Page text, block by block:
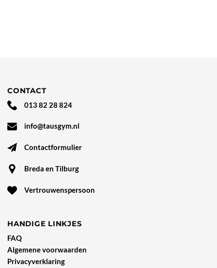
CONTACT
013 82 28 824
info@tausgym.nl
Contactformulier
Breda en Tilburg
Vertrouwenspersoon
HANDIGE LINKJES
FAQ
Algemene voorwaarden
Privacyverklaring